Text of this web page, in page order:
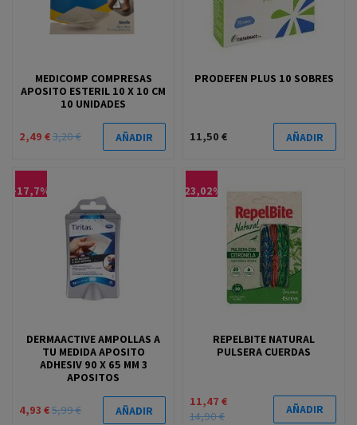
MEDICOMP COMPRESAS
APOSITO ESTERIL 10 X 10 CM
10 UNIDADES
2,49 €3,20 € AÑADIR
PRODEFEN PLUS 10 SOBRES
11,50 € AÑADIR
-17,7%
DERMAACTIVE AMPOLLAS A
TU MEDIDA APOSITO
ADHESIV 90 X 65 MM 3
APOSITOS
4,93 €5,99 € AÑADIR
-23,02%
REPELBITE NATURAL
PULSERA CUERDAS
11,47 €
14,90 €
AÑADIR